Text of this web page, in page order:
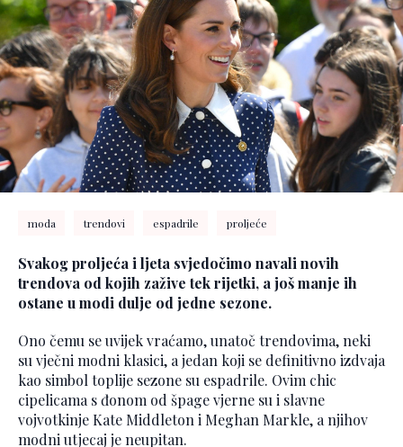
moda trendovi espadrile proljeće
Svakog proljeća i ljeta svjedočimo navali novih
trendova od kojih zažive tek rijetki, a još manje ih
ostane u modi dulje od jedne sezone.
Ono čemu se uvijek vraćamo, unatoč trendovima, neki
su vječni modni klasici, a jedan koji se definitivno izdvaja
kao simbol toplije sezone su espadrile. Ovim chic
cipelicama s đonom od špage vjerne su i slavne
vojvotkinje Kate Middleton i Meghan Markle, a njihov
modni utjecaj je neupitan.